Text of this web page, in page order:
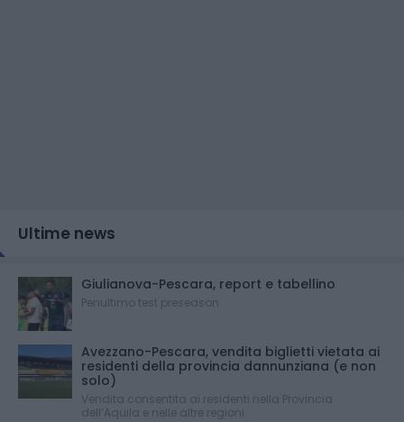
Ultime news
Giulianova-Pescara, report e tabellino
Penultimo test preseason
Avezzano-Pescara, vendita biglietti vietata ai
residenti della provincia dannunziana (e non
solo)
Vendita consentita ai residenti nella Provincia
dell’Aquila e nelle altre regioni.